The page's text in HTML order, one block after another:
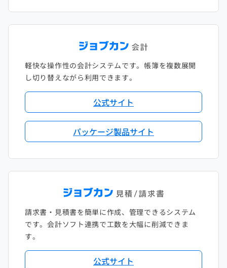
軽快な操作性の会計システムです。帳簿を複数展開
し切り替えながら利用できます。
公式サイト
パッケージ製品サイト
請求書・見積書を簡単に作成、管理できるシステム
です。会計ソフト連携で工数を大幅に削減できま
す。
公式サイト